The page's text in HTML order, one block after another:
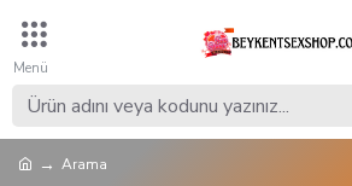
Arama